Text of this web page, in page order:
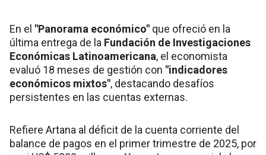
En el "Panorama económico" que ofreció en la
última entrega de la Fundación de Investigaciones
Económicas Latinoamericana, el economista
evaluó 18 meses de gestión con "indicadores
económicos mixtos", destacando desafíos
persistentes en las cuentas externas.
Refiere Artana al déficit de la cuenta corriente del
balance de pagos en el primer trimestre de 2025, por